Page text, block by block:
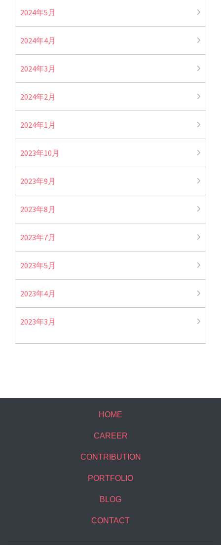
2024年5月
2024年4月
2024年3月
2024年2月
2024年1月
2023年10月
2023年9月
2023年8月
2023年7月
2023年5月
2023年4月
2023年3月
HOME
CAREER
CONTRIBUTION
PORTFOLIO
BLOG
CONTACT